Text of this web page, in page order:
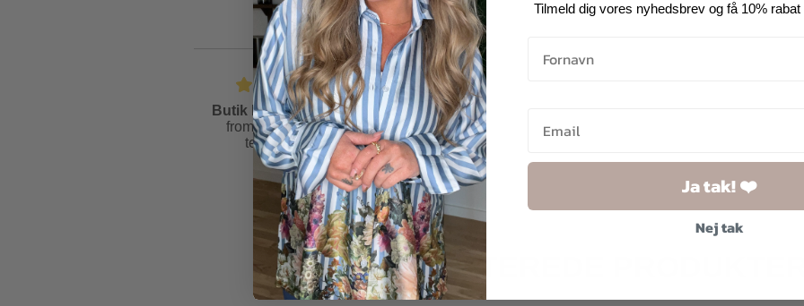
Butik Friisis rated4.6
from81reviews &
testimonials
RELATEREDE
Tilmeld dig vores nyhedsbrev og få 10%
Ja tak! ❤️
Nej tak